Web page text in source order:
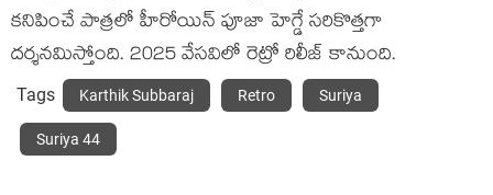
కనిపించే పాత్రలో హీరోయిన్ పూజా హెగ్డే సరికొత్తగా
దర్శనమిస్తోంది. 2025 వేసవిలో రెట్రో రిలీజ్ కానుంది.
Tags Karthik Subbaraj Retro Suriya
Suriya 44